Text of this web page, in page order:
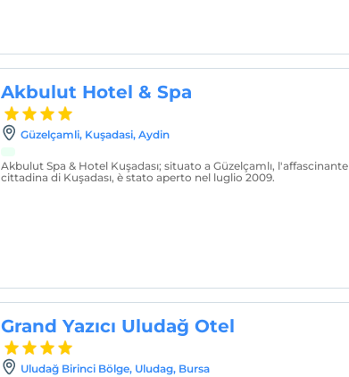
Akbulut Hotel & Spa
Güzelçamli, Kuşadasi, Aydin
Akbulut Spa & Hotel Kuşadası; situato a Güzelçamlı, l'affascinante
cittadina di Kuşadası, è stato aperto nel luglio 2009.
Grand Yazıcı Uludağ Otel
Uludağ Birinci Bölge, Uludag, Bursa